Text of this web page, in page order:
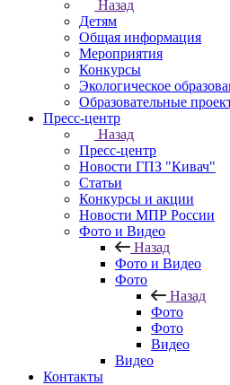
Назад
Детям
Общая информация
Мероприятия
Конкурсы
Экологическое
Образовательные
Пресс-центр
Назад
Пресс-центр
Новости ГПЗ "Кивач"
Статьи
Конкурсы и акции
Новости МПР России
Фото и Видео
Назад
Фото и Видео
Фото
Назад
Фото
Фото
Видео
Видео
Контакты